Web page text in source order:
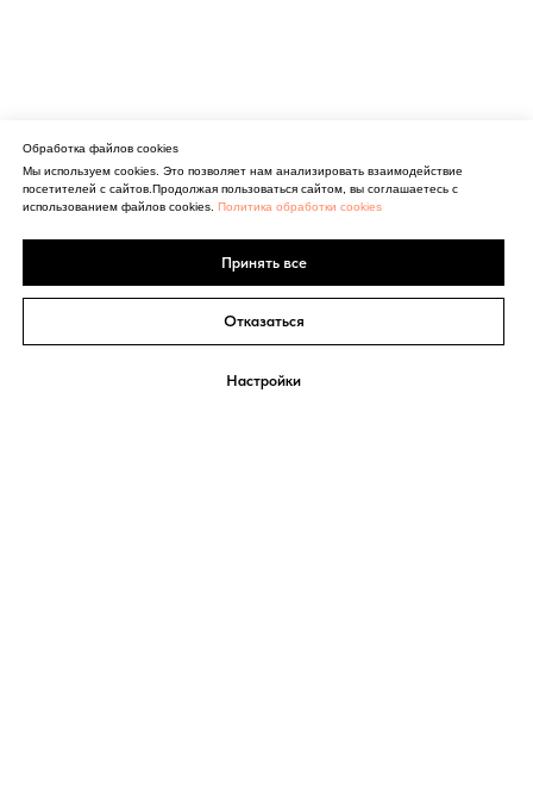
Обработка файлов cookies
Мы используем cookies. Это позволяет нам анализировать взаимодействие
посетителей с сайтов.Продолжая пользоваться сайтом, вы соглашаетесь с
использованием файлов cookies. Политика обработки cookies
Принять все
Отказаться
Настройки